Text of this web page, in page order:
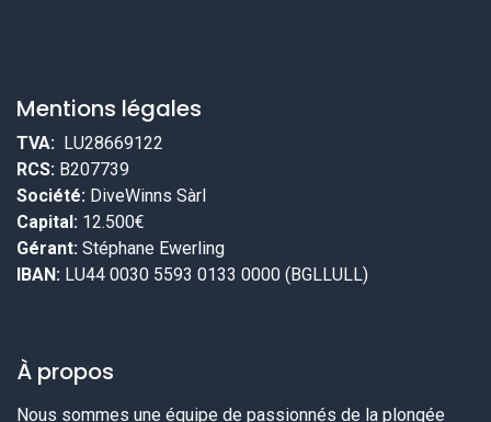
Mentions légales
TVA: LU28669122
RCS: B207739
Société: DiveWinns Sàrl
Capital: 12.500€
Gérant: Stéphane Ewerling
IBAN: LU44 0030 5593 0133 0000 (BGLLULL)
À propos
Nous sommes une équipe de passionnés de la plongée